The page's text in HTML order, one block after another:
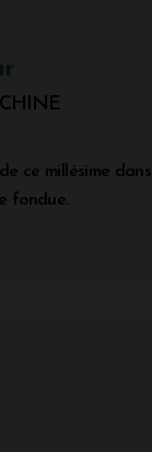
ce millésime dans
fondue.